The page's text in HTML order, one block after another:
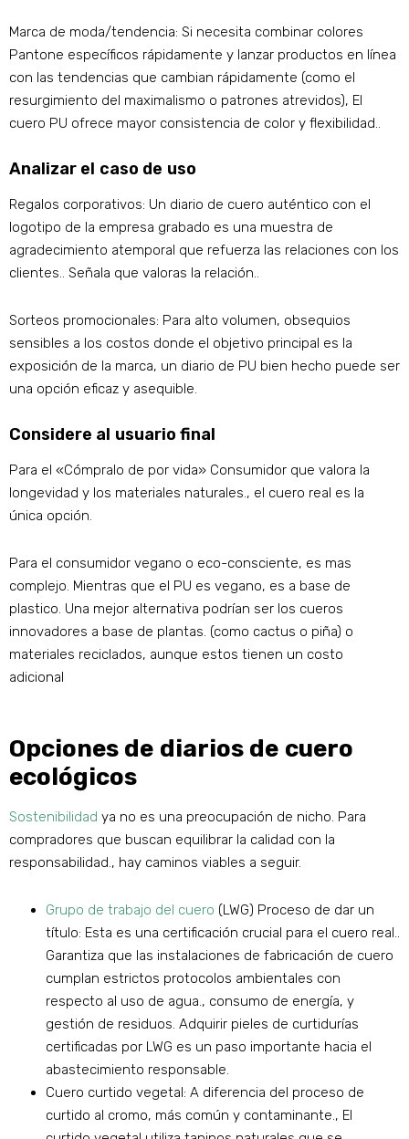
Marca de moda/tendencia: Si necesita combinar colores
Pantone específicos rápidamente y lanzar productos en línea
con las tendencias que cambian rápidamente (como el
resurgimiento del maximalismo o patrones atrevidos), El
cuero PU ofrece mayor consistencia de color y flexibilidad..
Analizar el caso de uso
Regalos corporativos: Un diario de cuero auténtico con el
logotipo de la empresa grabado es una muestra de
agradecimiento atemporal que refuerza las relaciones con los
clientes.. Señala que valoras la relación..
Sorteos promocionales: Para alto volumen, obsequios
sensibles a los costos donde el objetivo principal es la
exposición de la marca, un diario de PU bien hecho puede ser
una opción eficaz y asequible.
Considere al usuario final
Para el «Cómpralo de por vida» Consumidor que valora la
longevidad y los materiales naturales., el cuero real es la
única opción.
Para el consumidor vegano o eco-consciente, es mas
complejo. Mientras que el PU es vegano, es a base de
plastico. Una mejor alternativa podrían ser los cueros
innovadores a base de plantas. (como cactus o piña) o
materiales reciclados, aunque estos tienen un costo
adicional
Opciones de diarios de cuero
ecológicos
Sostenibilidad ya no es una preocupación de nicho. Para
compradores que buscan equilibrar la calidad con la
responsabilidad., hay caminos viables a seguir.
Grupo de trabajo del cuero (LWG) Proceso de dar un
título: Esta es una certificación crucial para el cuero real..
Garantiza que las instalaciones de fabricación de cuero
cumplan estrictos protocolos ambientales con
respecto al uso de agua., consumo de energía, y
gestión de residuos. Adquirir pieles de curtidurías
certificadas por LWG es un paso importante hacia el
abastecimiento responsable.
Cuero curtido vegetal: A diferencia del proceso de
curtido al cromo, más común y contaminante., El